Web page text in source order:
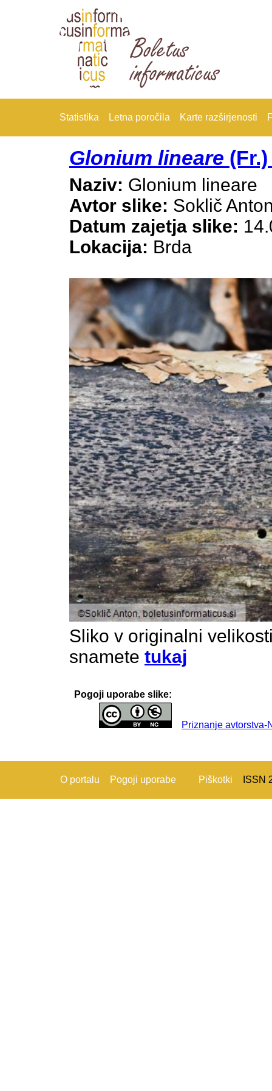
Statistika Letna poročila Karte razširjenosti
Glonium lineare
Naziv: Glonium lineare
Avtor slike: Soklič
Datum zajetja slike:
Lokacija: Brda
Sliko v originalni
snamete tukaj
Pogoji uporabe slike:
Priznanje avtorstva-
O portalu Pogoji uporabe Piškotki ISSN